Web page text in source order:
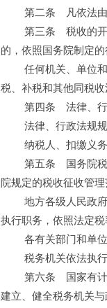
第二条 凡依法由税
第三条 税收的开征
的，依照国务院制定的
任何机关、单位和
税、补税和其他同税收
第四条 法律、行政
法律、行政法规规
纳税人、扣缴义务
第五条 国务院税务
院规定的税收征收管理
地方各级人民政府
执行职务，依照法定税
各有关部门和单位
税务机关依法执行
第六条 国家有计划
建立、健全税务机关与